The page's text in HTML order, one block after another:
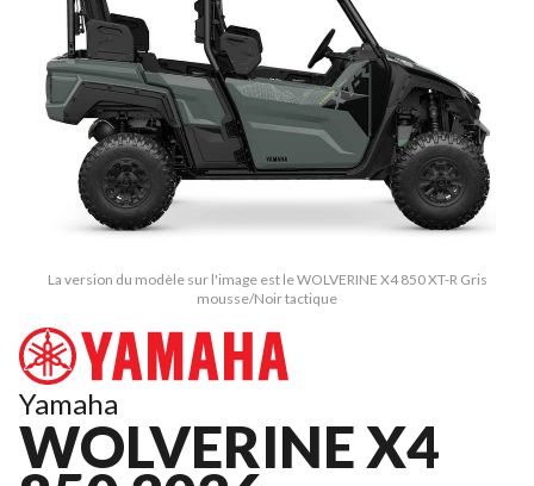
La version du modèle sur l'image est le WOLVERINE X4 850 XT-R Gris
mousse/Noir tactique
Yamaha
WOLVERINE X4